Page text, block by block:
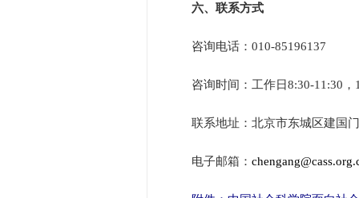
六、联系方式
咨询电话： 010-85196137
咨询时间：工作日8:30-11:30 ，
联系地址：北京市东城区建国
电子邮箱：